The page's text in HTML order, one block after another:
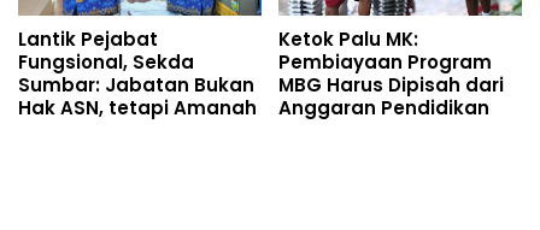
Lantik Pejabat
Fungsional, Sekda
Sumbar: Jabatan Bukan
Hak ASN, tetapi Amanah
Ketok Palu MK:
Pembiayaan Program
MBG Harus Dipisah dari
Anggaran Pendidikan